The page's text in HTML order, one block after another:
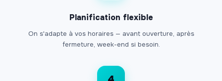
Planification flexible
On s'adapte à vos horaires — avant ouverture, après
fermeture, week-end si besoin.